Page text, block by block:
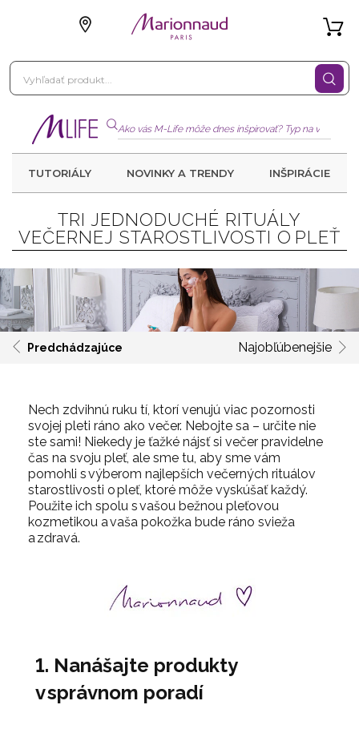
TUTORIÁLY NOVINKY A TRENDY INŠPIRÁCIE
TRI JEDNODUCHÉ RITUÁLY
VEČERNEJ STAROSTLIVOSTI O PLEŤ
Predchádzajúce Najobľúbenejšie
Nech zdvihnú ruku tí, ktorí venujú viac pozornosti
svojej pleti ráno ako večer. Nebojte sa – určite nie
ste sami! Niekedy je ťažké nájsť si večer pravidelne
čas na svoju pleť, ale sme tu, aby sme vám
pomohli s výberom najlepších večerných rituálov
starostlivosti o pleť, ktoré môže vyskúšať každý.
Použite ich spolu s vašou bežnou pleťovou
kozmetikou a vaša pokožka bude ráno svieža
a zdravá.
1. Nanášajte produkty
v správnom poradí